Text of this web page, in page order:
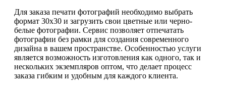
Для заказа печати фотографий необходимо выбрать
формат 30х30 и загрузить свои цветные или черно-
белые фотографии. Сервис позволяет отпечатать
фотографии без рамки для создания современного
дизайна в вашем пространстве. Особенностью услуги
является возможность изготовления как одного, так и
нескольких экземпляров оптом, что делает процесс
заказа гибким и удобным для каждого клиента.